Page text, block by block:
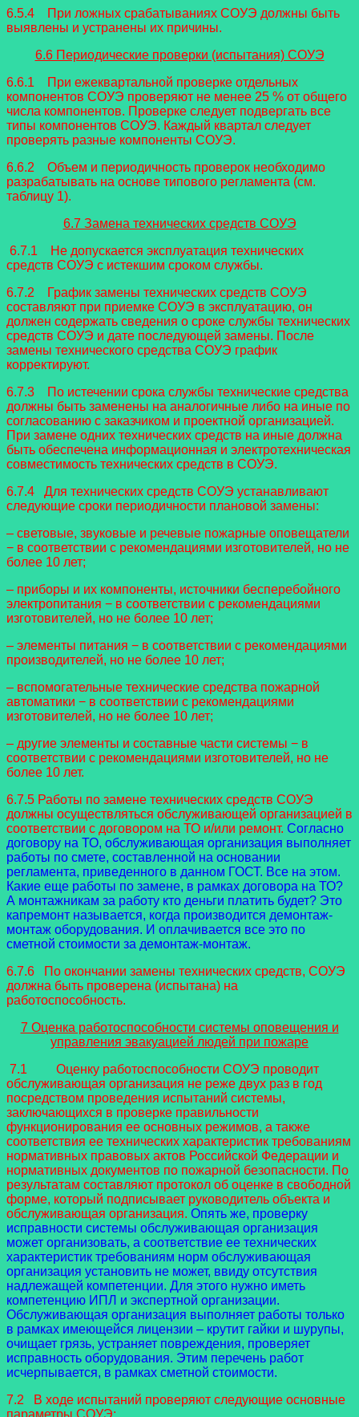
6.5.4 При ложных срабатываниях СОУЭ должны быть
выявлены и устранены их причины.
6.6 Периодические проверки (испытания) СОУЭ
6.6.1 При ежеквартальной проверке отдельных
компонентов СОУЭ проверяют не менее 25 % от общего
числа компонентов. Проверке следует подвергать все
типы компонентов СОУЭ. Каждый квартал следует
проверять разные компоненты СОУЭ.
6.6.2 Объем и периодичность проверок необходимо
разрабатывать на основе типового регламента (см.
таблицу 1).
6.7 Замена технических средств СОУЭ
6.7.1 Не допускается эксплуатация технических
средств СОУЭ с истекшим сроком службы.
6.7.2 График замены технических средств СОУЭ
составляют при приемке СОУЭ в эксплуатацию, он
должен содержать сведения о сроке службы технических
средств СОУЭ и дате последующей замены. После
замены технического средства СОУЭ график
корректируют.
6.7.3 По истечении срока службы технические средства
должны быть заменены на аналогичные либо на иные по
согласованию с заказчиком и проектной организацией.
При замене одних технических средств на иные должна
быть обеспечена информационная и электротехническая
совместимость технических средств в СОУЭ.
6.7.4 Для технических средств СОУЭ устанавливают
следующие сроки периодичности плановой замены:
– световые, звуковые и речевые пожарные оповещатели
− в соответствии с рекомендациями изготовителей, но не
более 10 лет;
– приборы и их компоненты, источники бесперебойного
электропитания − в соответствии с рекомендациями
изготовителей, но не более 10 лет;
– элементы питания − в соответствии с рекомендациями
производителей, но не более 10 лет;
– вспомогательные технические средства пожарной
автоматики − в соответствии с рекомендациями
изготовителей, но не более 10 лет;
– другие элементы и составные части системы − в
соответствии с рекомендациями изготовителей, но не
более 10 лет.
6.7.5 Работы по замене технических средств СОУЭ
должны осуществляться обслуживающей организацией в
соответствии с договором на ТО и/или ремонт. Согласно
договору на ТО, обслуживающая организация выполняет
работы по смете, составленной на основании
регламента, приведенного в данном ГОСТ. Все на этом.
Какие еще работы по замене, в рамках договора на ТО?
А монтажникам за работу кто деньги платить будет? Это
капремонт называется, когда производится демонтаж-
монтаж оборудования. И оплачивается все это по
сметной стоимости за демонтаж-монтаж.
6.7.6 По окончании замены технических средств, СОУЭ
должна быть проверена (испытана) на
работоспособность.
7 Оценка работоспособности системы оповещения и
управления эвакуацией людей при пожаре
7.1 Оценку работоспособности СОУЭ проводит
обслуживающая организация не реже двух раз в год
посредством проведения испытаний системы,
заключающихся в проверке правильности
функционирования ее основных режимов, а также
соответствия ее технических характеристик требованиям
нормативных правовых актов Российской Федерации и
нормативных документов по пожарной безопасности. По
результатам составляют протокол об оценке в свободной
форме, который подписывает руководитель объекта и
обслуживающая организация. Опять же, проверку
исправности системы обслуживающая организация
может организовать, а соответствие ее технических
характеристик требованиям норм обслуживающая
организация установить не может, ввиду отсутствия
надлежащей компетенции. Для этого нужно иметь
компетенцию ИПЛ и экспертной организации.
Обслуживающая организация выполняет работы только
в рамках имеющейся лицензии – крутит гайки и шурупы,
очищает грязь, устраняет повреждения, проверяет
исправность оборудования. Этим перечень работ
исчерпывается, в рамках сметной стоимости.
7.2 В ходе испытаний проверяют следующие основные